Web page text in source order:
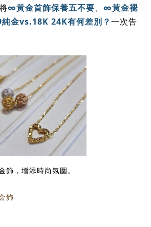
∞黃金首飾保養五不要、 ∞黃金褪
純金vs.18K 24K有何差別？一次告
飾，增添時尚氛圍。
飾